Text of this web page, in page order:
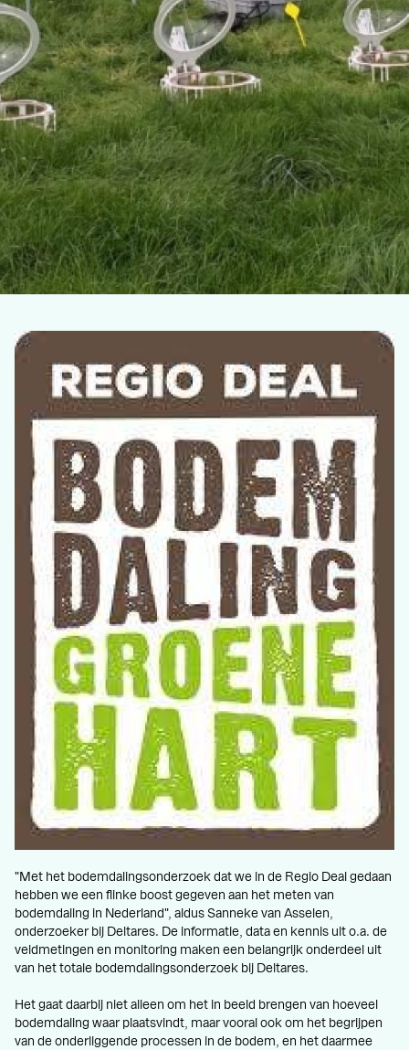
"Met het bodemdalingsonderzoek dat we in de Regio Deal gedaan
hebben we een flinke boost gegeven aan het meten van
bodemdaling in Nederland", aldus Sanneke van Asselen,
onderzoeker bij Deltares. De informatie, data en kennis uit o.a. de
veldmetingen en monitoring maken een belangrijk onderdeel uit
van het totale bodemdalingsonderzoek bij Deltares.
Het gaat daarbij niet alleen om het in beeld brengen van hoeveel
bodemdaling waar plaatsvindt, maar vooral ook om het begrijpen
van de onderliggende processen in de bodem, en het daarmee